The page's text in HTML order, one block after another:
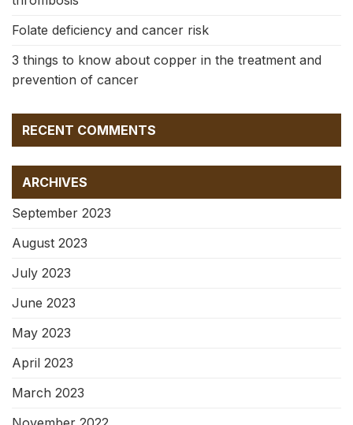
Folate deficiency and cancer risk
3 things to know about copper in the treatment and
prevention of cancer
RECENT COMMENTS
ARCHIVES
September 2023
August 2023
July 2023
June 2023
May 2023
April 2023
March 2023